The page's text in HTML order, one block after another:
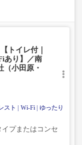
ます。これに伴
トイレ付｜
あり】／南
（小田原・
スト Wi-Fi
ゆったり
イプまたはコンセ